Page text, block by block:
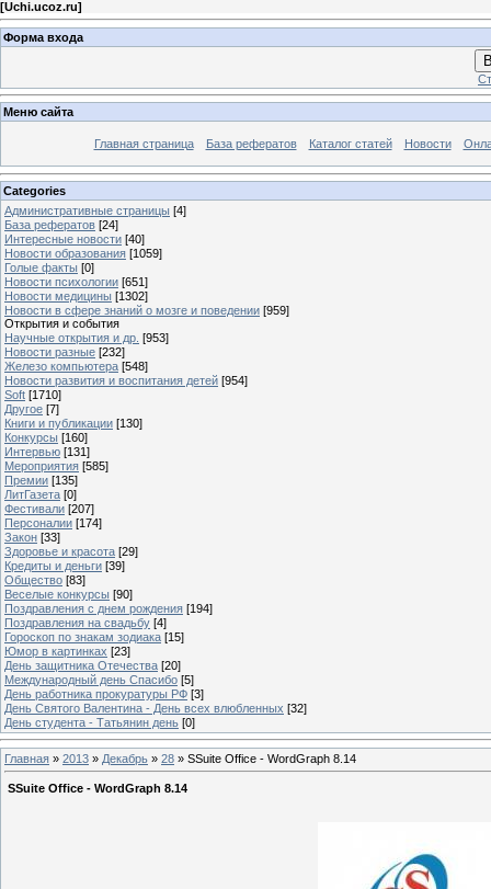
[Uchi.ucoz.ru]
Форма входа
Меню сайта
Главная страница База рефератов Каталог статей Новости
Categories
Административные страницы [4]
База рефератов [24]
Интересные новости [40]
Новости образования [1059]
Голые факты [0]
Новости психологии [651]
Новости медицины [1302]
Новости в сфере знаний о мозге и поведении [959]
Открытия и события
Научные открытия и др. [953]
Новости разные [232]
Железо компьютера [548]
Новости развития и воспитания детей [954]
Soft [1710]
Другое [7]
Книги и публикации [130]
Конкурсы [160]
Интервью [131]
Мероприятия [585]
Премии [135]
ЛитГазета [0]
Фестивали [207]
Персоналии [174]
Закон [33]
Здоровье и красота [29]
Кредиты и деньги [39]
Общество [83]
Веселые конкурсы [90]
Поздравления с днем рождения [194]
Поздравления на свадьбу [4]
Гороскоп по знакам зодиака [15]
Юмор в картинках [23]
День защитника Отечества [20]
Международный день Спасибо [5]
День работника прокуратуры РФ [3]
День Святого Валентина - День всех влюбленных [32]
День студента - Татьянин день [0]
Главная » 2013 » Декабрь » 28 » SSuite Office - WordGraph 8.14
SSuite Office - WordGraph 8.14